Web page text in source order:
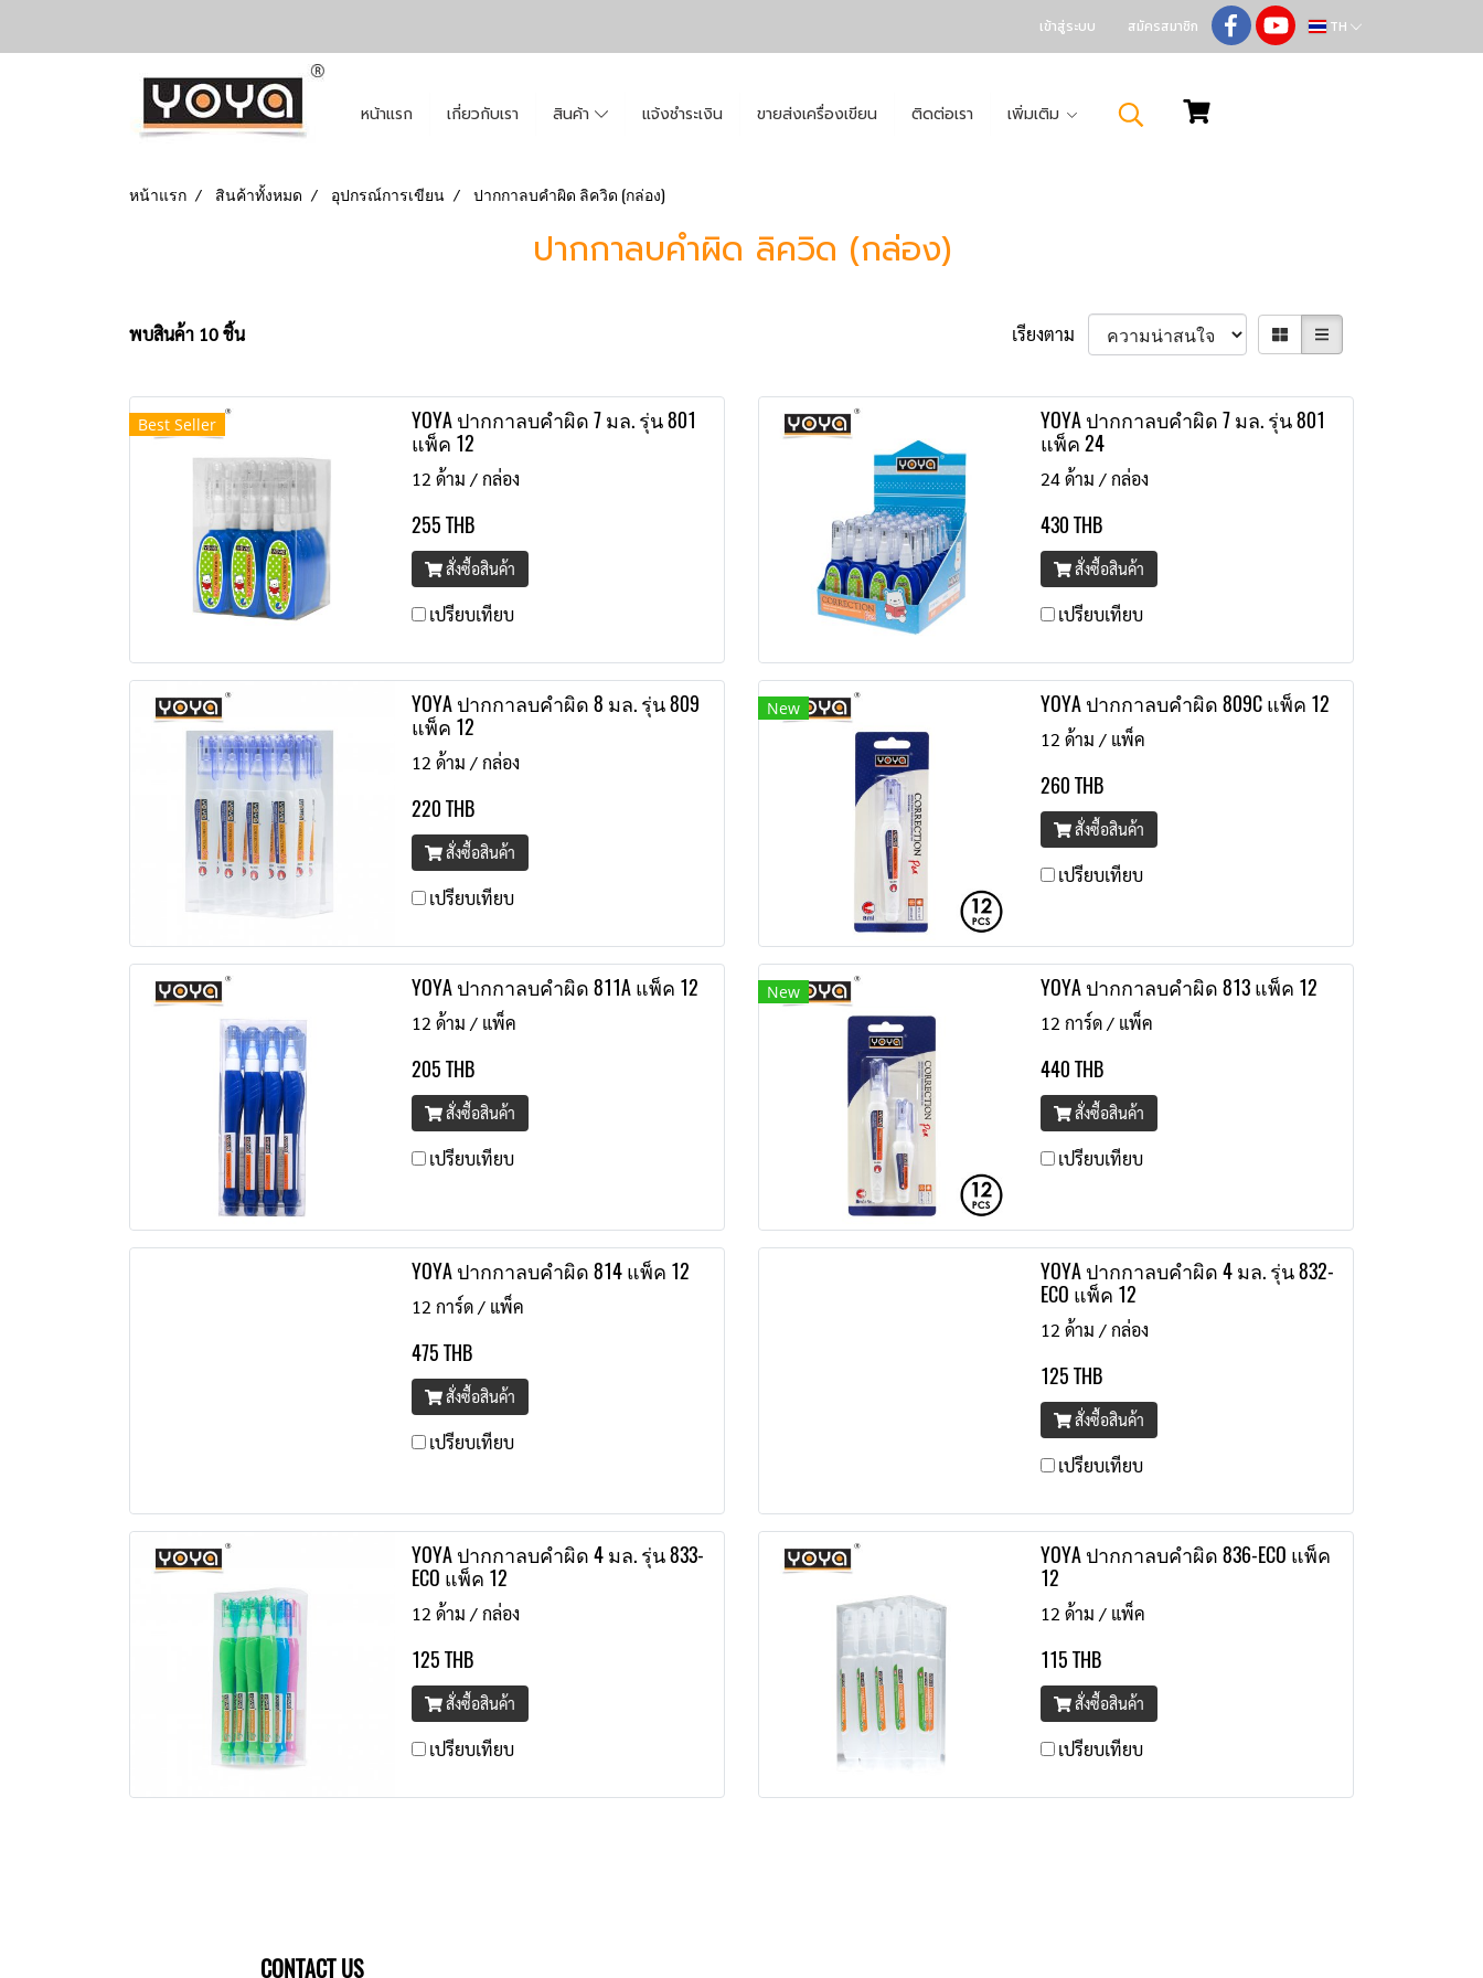
เข้าสู่ระบบ สมัครสมาชิก TH
หน้าแรก เกี่ยวกับเรา สินค้า แจ้งชำระเงิน ขายส่งเครื่องเขียน ติดต่อเรา เพิ่มเติม
หน้าแรก สินค้าทั้งหมด อุปกรณ์การเขียน ปากกาลบคำผิด ลิควิด (กล่อง)
ปากกาลบคำผิด ลิควิด (กล่อง)
พบสินค้า 10 ชิ้น เรียงตาม
Best Seller
YOYA ปากกาลบคำผิด 7 มล. รุ่น 801
แพ็ค 12
12 ด้าม / กล่อง
255 THB
สั่งซื้อสินค้า
เปรียบเทียบ
YOYA ปากกาลบคำผิด 7 มล. รุ่น 801
แพ็ค 24
24 ด้าม / กล่อง
430 THB
สั่งซื้อสินค้า
เปรียบเทียบ
YOYA ปากกาลบคำผิด 8 มล. รุ่น 809
แพ็ค 12
12 ด้าม / กล่อง
220 THB
สั่งซื้อสินค้า
เปรียบเทียบ
New YOYA ปากกาลบคำผิด 809C แพ็ค 12
12 ด้าม / แพ็ค
260 THB
สั่งซื้อสินค้า
เปรียบเทียบ
YOYA ปากกาลบคำผิด 811A แพ็ค 12
12 ด้าม / แพ็ค
205 THB
สั่งซื้อสินค้า
เปรียบเทียบ
New YOYA ปากกาลบคำผิด 813 แพ็ค 12
12 การ์ด / แพ็ค
440 THB
สั่งซื้อสินค้า
เปรียบเทียบ
YOYA ปากกาลบคำผิด 814 แพ็ค 12
12 การ์ด / แพ็ค
475 THB
สั่งซื้อสินค้า
เปรียบเทียบ
YOYA ปากกาลบคำผิด 4 มล. รุ่น 832-
ECO แพ็ค 12
12 ด้าม / กล่อง
125 THB
สั่งซื้อสินค้า
เปรียบเทียบ
YOYA ปากกาลบคำผิด 4 มล. รุ่น 833-
ECO แพ็ค 12
12 ด้าม / กล่อง
125 THB
สั่งซื้อสินค้า
เปรียบเทียบ
YOYA ปากกาลบคำผิด 836-ECO แพ็ค
12
12 ด้าม / แพ็ค
115 THB
สั่งซื้อสินค้า
เปรียบเทียบ
CONTACT US